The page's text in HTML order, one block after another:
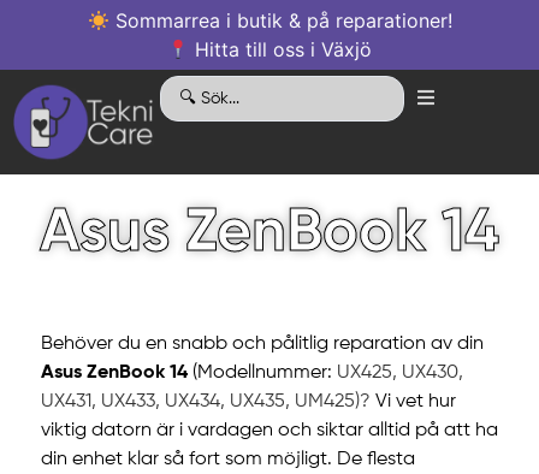
Sommarrea i butik & på reparationer!
Hitta till oss i Växjö
Asus ZenBook 14
Behöver du en snabb och pålitlig reparation av din
Asus ZenBook 14 (Modellnummer: UX425, UX430,
UX431, UX433, UX434, UX435, UM425)? Vi vet hur
viktig datorn är i vardagen och siktar alltid på att ha
din enhet klar så fort som möjligt. De flesta